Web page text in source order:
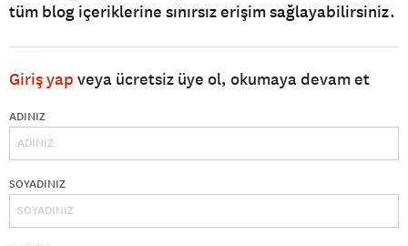
tüm blog içeriklerine sınırsız erişim sağlayabilirsiniz.
Giriş yap veya ücretsiz üye ol, okumaya devam et
ADINIZ
SOYADINIZ